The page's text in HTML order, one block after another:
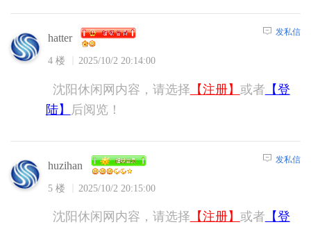
hatter
4 楼 2025/10/2 20:14:00
发私信
沈阳休闲网内容，请选择 【注册】 或者 【登
陆】
后阅览！
huzihan
5 楼 2025/10/2 20:15:00
发私信
沈阳休闲网内容，请选择 【注册】 或者 【登